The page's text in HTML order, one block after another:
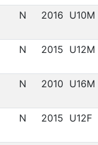
N 2016 U10M
N 2015 U12M
N 2010 U16M
N 2015 U12F